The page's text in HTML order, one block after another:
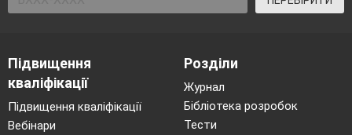
Визнач мету створення цієї
презентації. Для кого вона
може бути призначена? Де
продемонстрована?
Підвищення
кваліфікації
Підвищення кваліфікації
Вебінари
Розділи
Журнал
Бібліотека розробок
Тести